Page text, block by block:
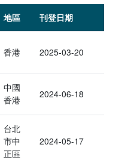
地區 刊登日期
香港 2025-03-20
中國
香港
2024-06-18
台北
市中
正區
2024-05-17